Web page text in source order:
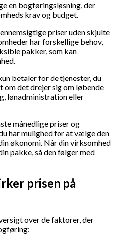
en bogføringsløsning, der
krav og budget.
priser uden skjulte
har forskellige behov,
pakker, som kan
betaler for de tjenester, du
om det drejer sig om løbende
lønadministration eller
månedlige priser og
har mulighed for at vælge den
økonomi. Når din virksomhed
pakke, så den følger med
prisen på
over de faktorer, der